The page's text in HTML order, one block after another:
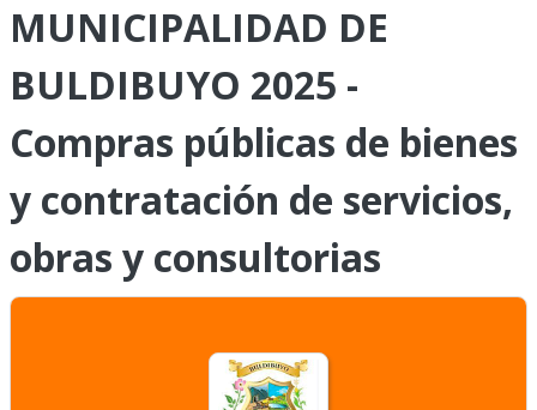
MUNICIPALIDAD DE
BULDIBUYO 2025 -
Compras públicas de bienes
y contratación de servicios,
obras y consultorias